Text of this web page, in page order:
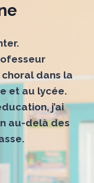
dans la
et au lycée.
j’ai
au-delà des